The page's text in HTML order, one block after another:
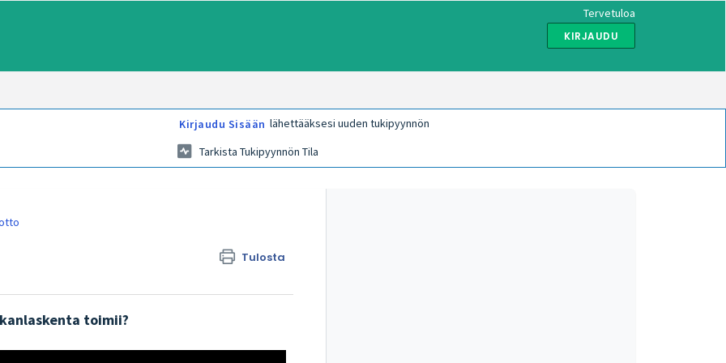
Tervetuloa
KIRJAUDU
Kirjaudu Sisään lähettääksesi uuden tukipyynnön
Tarkista Tukipyynnön Tila
Tulosta
toimii?